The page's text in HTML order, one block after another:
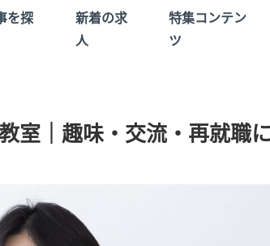
を探
新着の求
人
特集コンテン
ツ
室｜趣味・交流・再就職